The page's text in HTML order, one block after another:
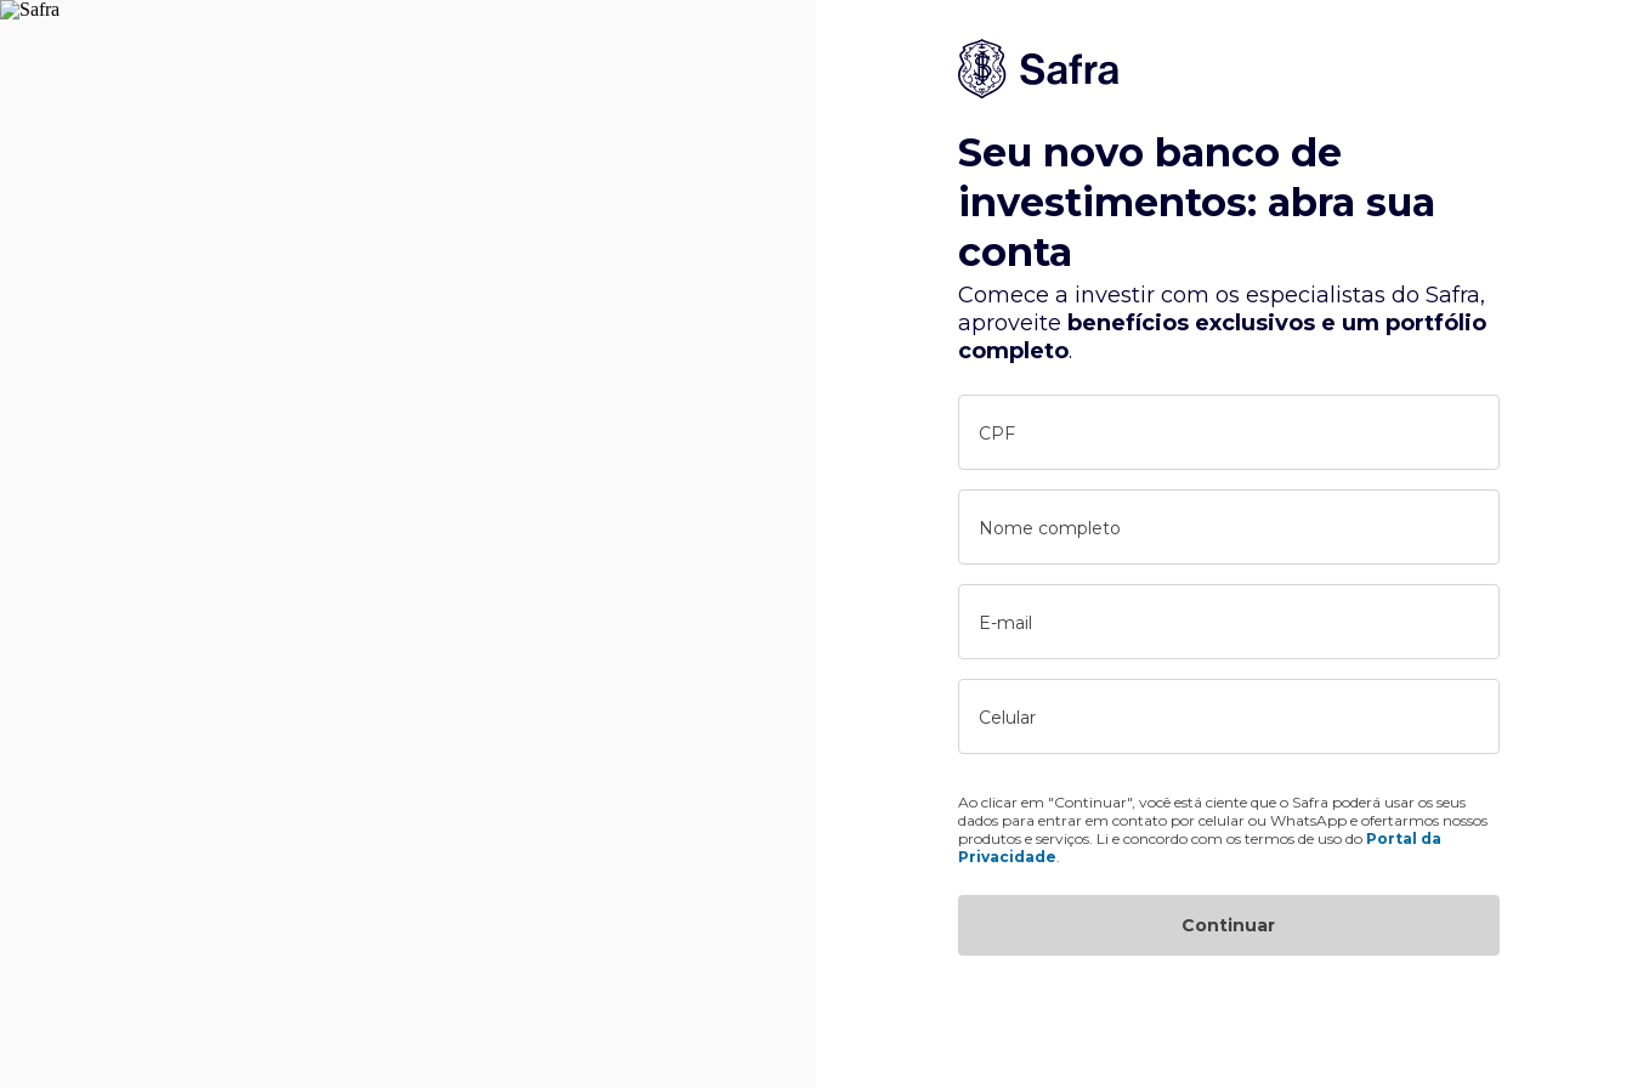
Seu novo banco de
investimentos: abra sua
conta
Comece a investir com os especialistas do Safra,
aproveite benefícios exclusivos e um portfólio
completo.
CPF
Nome completo
E-mail
Celular
Ao clicar em "Continuar", você está ciente que o Safra poderá usar os seus
dados para entrar em contato por celular ou WhatsApp e ofertarmos nossos
produtos e serviços. Li e concordo com os termos de uso do Portal da
Privacidade
Continuar